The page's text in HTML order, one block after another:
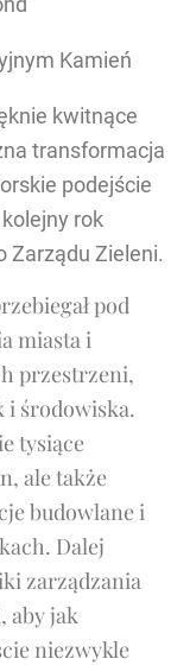
Kamień
kwitnące
transformacja
podejście
rok
Zarządu Zieleni.
pod
miasta i
przestrzeni,
i środowiska.
tysiące
ale także
budowlane i
Dalej
zarządzania
aby jak
niezwykle